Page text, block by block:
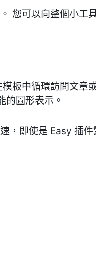
您可以向整個小工
板中循環訪問文章
的圖形表示。
，即使是 Easy 插